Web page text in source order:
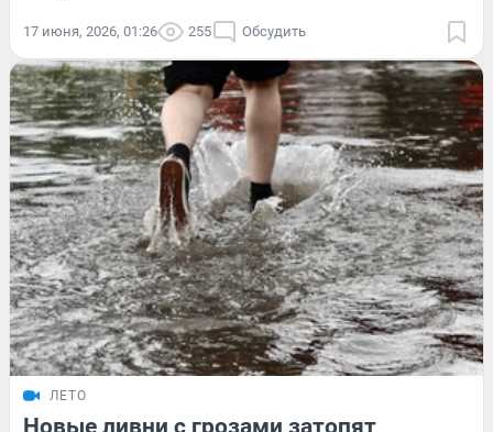
17 июня, 2026, 01:26 255 Обсудить
ЛЕТО
Новые ливни с грозами затопят